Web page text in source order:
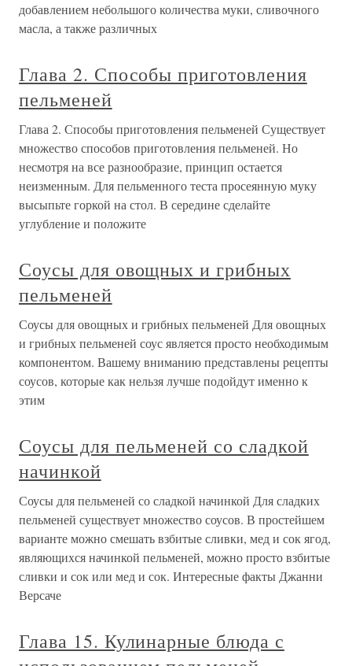
добавлением небольшого количества муки, сливочного
масла, а также различных
Глава 2. Способы приготовления
пельменей
Глава 2. Способы приготовления пельменей Существует
множество способов приготовления пельменей. Но
несмотря на все разнообразие, принцип остается
неизменным. Для пельменного теста просеянную муку
высыпьте горкой на стол. В середине сделайте
углубление и положите
Соусы для овощных и грибных
пельменей
Соусы для овощных и грибных пельменей Для овощных
и грибных пельменей соус является просто необходимым
компонентом. Вашему вниманию представлены рецепты
соусов, которые как нельзя лучше подойдут именно к
этим
Соусы для пельменей со сладкой
начинкой
Соусы для пельменей со сладкой начинкой Для сладких
пельменей существует множество соусов. В простейшем
варианте можно смешать взбитые сливки, мед и сок ягод,
являющихся начинкой пельменей, можно просто взбитые
сливки и сок или мед и сок. Интересные факты Джанни
Версаче
Глава 15. Кулинарные блюда с